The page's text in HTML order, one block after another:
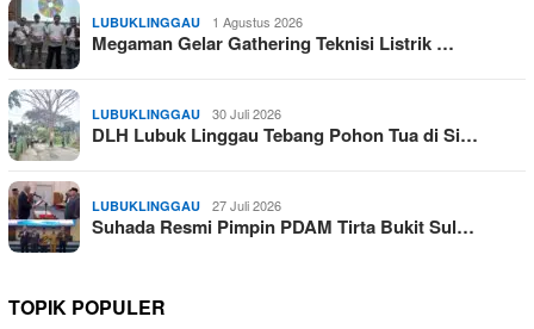
LUBUKLINGGAU 1 Agustus 2026
Megaman Gelar Gathering Teknisi Listrik …
LUBUKLINGGAU 30 Juli 2026
DLH Lubuk Linggau Tebang Pohon Tua di Si…
LUBUKLINGGAU 27 Juli 2026
Suhada Resmi Pimpin PDAM Tirta Bukit Sul…
TOPIK POPULER